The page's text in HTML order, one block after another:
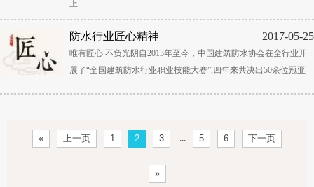
上
防水行业匠心精神 2017-05-25
唯有匠心 不负光阴自2013年至今，中国建筑防水协会在全行业开
展了“全国建筑防水行业职业技能大赛”,四年来共决出50余位冠亚
« 上一页 1 2 3 ... 5 6 下一页
»